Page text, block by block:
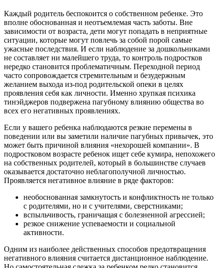
Каждый родитель беспокоится о собственном ребенке. Это
вполне обоснованная и неотъемлемая часть заботы. Вне
зависимости от возраста, дети могут попадать в неприятные
ситуации, которые могут повлечь за собой порой самые
ужасные последствия. И если наблюдение за дошкольниками
не составляет ни малейшего труда, то контроль подростков
нередко становится проблематичным. Переходной период
часто сопровождается стремительным и безудержным
желанием выхода из-под родительской опеки в целях
проявления себя как личности. Именно хрупкая психика
тинэйджеров подвержена пагубному влиянию общества во
всех его негативных проявлениях.
Если у вашего ребенка наблюдаются резкие перемены в
поведении или вы заметили наличие пагубных привычек, это
может быть причиной влияния «нехорошей компании». В
подростковом возрасте ребенок ищет себе кумира, непохожего
на собственных родителей, который в большинстве случаев
оказывается достаточно неблагополучной личностью.
Проявляется негативное влияние в ряде факторов:
необоснованная замкнутость и конфликтность не только
с родителями, но и с учителями, сверстниками;
вспыльчивость, граничащая с болезненной агрессией;
резкое снижение успеваемости и социальной
активности.
Одним из наиболее действенных способов предотвращения
негативного влияния считается дистанционное наблюдение.